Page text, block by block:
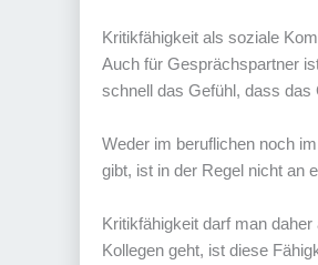
Kritikfähigkeit als soziale
Auch für Gesprächspartner
schnell das Gefühl, dass
Weder im beruflichen noch
gibt, ist in der Regel nicht an
Kritikfähigkeit darf man
Kollegen geht, ist diese